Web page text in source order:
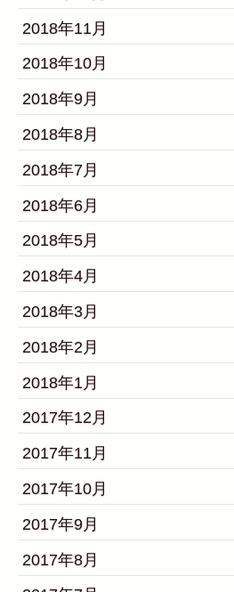
2018年11月
2018年10月
2018年9月
2018年8月
2018年7月
2018年6月
2018年5月
2018年4月
2018年3月
2018年2月
2018年1月
2017年12月
2017年11月
2017年10月
2017年9月
2017年8月